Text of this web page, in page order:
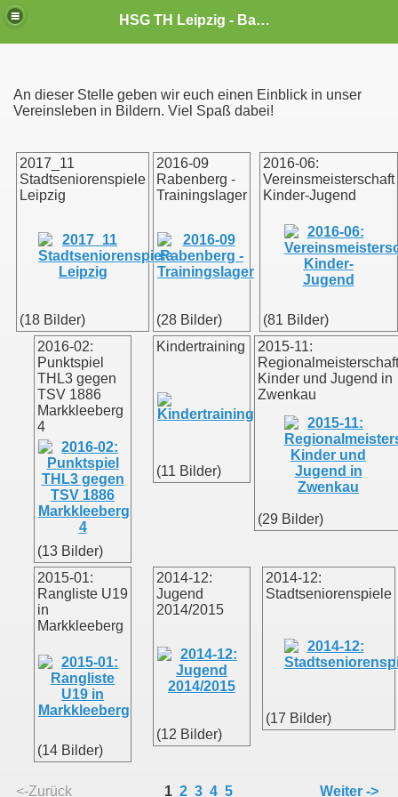
HSG TH Leipzig - Badminton
An dieser Stelle geben wir euch einen Einblick in unser
Vereinsleben in Bildern. Viel Spaß dabei!
2017_11
Stadtseniorenspiele
Leipzig
(18 Bilder)
2016-09
Rabenberg -
Trainingslager
(28 Bilder)
2016-06:
Vereinsmeisterschaft
Kinder-Jugend
(81 Bilder)
2016-02:
Punktspiel
THL3 gegen
TSV 1886
Markkleeberg
4
(13 Bilder)
Kindertraining
(11 Bilder)
2015-11:
Regionalmeisterschaft
Kinder und Jugend in
Zwenkau
(29 Bilder)
2015-01:
Rangliste U19
in
Markkleeberg
(14 Bilder)
2014-12:
Jugend
2014/2015
(12 Bilder)
2014-12:
Stadtseniorenspiele
(17 Bilder)
<-Zurück 1 2 3 4 5 Weiter ->